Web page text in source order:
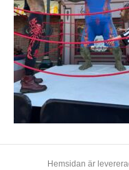
Hemsidan är